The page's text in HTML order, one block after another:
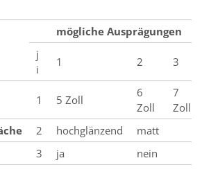
mögliche Ausprägungen
j
i
1 2 3
1 5 Zoll
6
Zoll
7
Zoll
2 hochglänzend
matt
3 ja nein